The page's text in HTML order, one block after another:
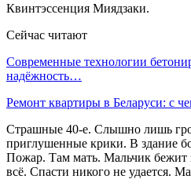
Квинтэссенция Миядзаки.
Сейчас читают
Современные технологии
надёжность…
Ремонт квартиры в Беларуси: с
Страшные 40-е. Слышно лишь
приглушенные крики. В здание
Пожар. Там мать. Мальчик бежит
всё. Спасти никого не удается.